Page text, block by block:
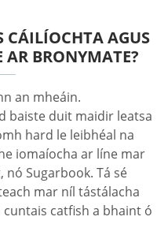
CÁILÍOCHTA AGUS
AR BRONYMATE?
an mheáin.
baiste duit maidir leatsa
hard le leibhéal na
iomaíocha ar líne mar
nó Sugarbook. Tá sé
mar níl tástálacha
catfish a bhaint ó